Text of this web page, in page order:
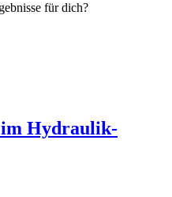
für dich?
Hydraulik-